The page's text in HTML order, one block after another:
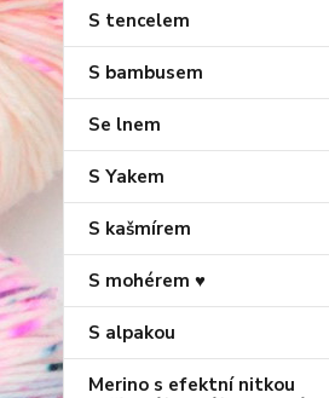
S tencelem
S bambusem
Se lnem
S Yakem
S kašmírem
S mohérem ♥
S alpakou
Merino s efektní nitkou